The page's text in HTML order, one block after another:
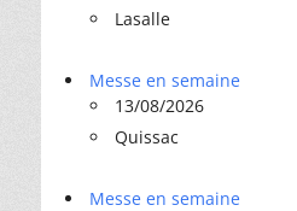
Lasalle
Messe en semaine
13/08/2026
Quissac
Messe en semaine